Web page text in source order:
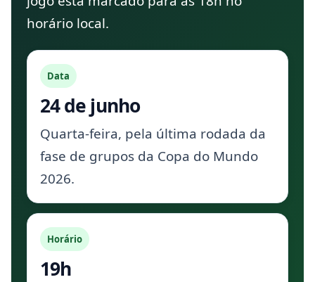
horário local.
Data
24 de junho
Quarta-feira, pela última rodada da
fase de grupos da Copa do Mundo
2026.
Horário
19h